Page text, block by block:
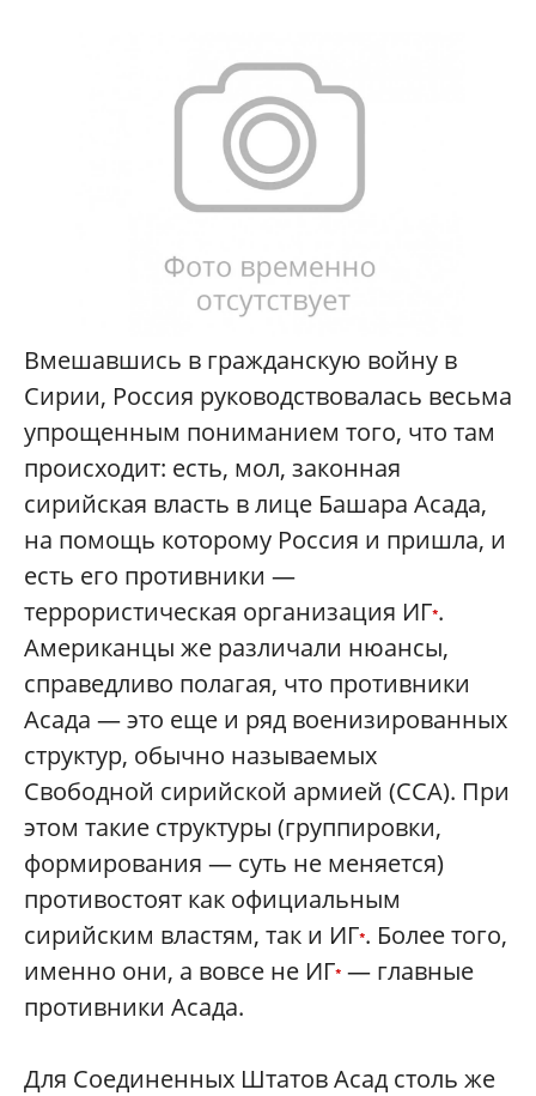
Вмешавшись в гражданскую войну в
Сирии, Россия руководствовалась весьма
упрощенным пониманием того, что там
происходит: есть, мол, законная
сирийская власть в лице Башара Асада,
на помощь которому Россия и пришла, и
есть его противники —
террористическая организация ИГ*.
Американцы же различали нюансы,
справедливо полагая, что противники
Асада — это еще и ряд военизированных
структур, обычно называемых
Свободной сирийской армией (ССА). При
этом такие структуры (группировки,
формирования — суть не меняется)
противостоят как официальным
сирийским властям, так и ИГ*. Более того,
именно они, а вовсе не ИГ* — главные
противники Асада.
Для Соединенных Штатов Асад столь же